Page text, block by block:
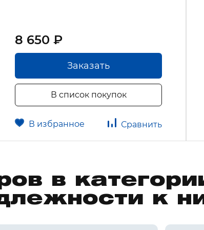
8 650 ₽
Заказать
В список покупок
В избранное Сравнить
в
к